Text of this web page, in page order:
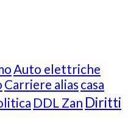
Auto elettriche
Carriere alias casa
DDL Zan Diritti